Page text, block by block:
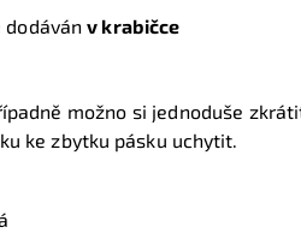
dodávánv krabičce
možno si jednoduše
ke zbytku pásku uchytit.